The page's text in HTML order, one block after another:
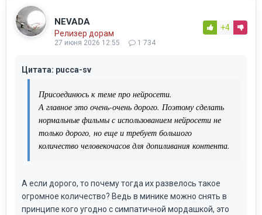
NEVADA
Релизер дорам
27 июня 2026 12:55 1 734
+4
Цитата: pucca-sv
Присоединюсь к теме про нейросети.
А главное это очень-очень дорого. Поэтому сделать
нормальные фильмы с использованием нейросети не
только дорого, но еще и требует большого
количество человекочасов для допиливания контента.
А если дорого, то почему тогда их развелось такое
огромное количество? Ведь в минике можно снять в
принципе кого угодно с симпатичной мордашкой, это